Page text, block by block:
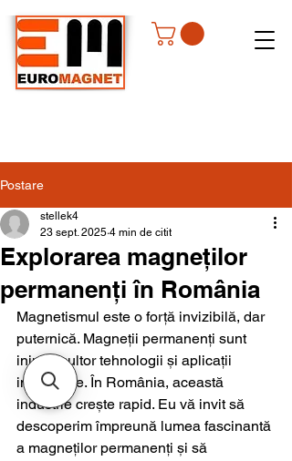
Postare
Explorarea magneților
permanenți în România
stellek4
23 sept. 2025 4 min de citit
Magnetismul este o forță invizibilă, dar
puternică. Magneții permanenți sunt
inima multor tehnologii și aplicații
industriale. În România, această
industrie crește rapid. Eu vă invit să
descoperim împreună lumea fascinantă
a magneților permanenți și să